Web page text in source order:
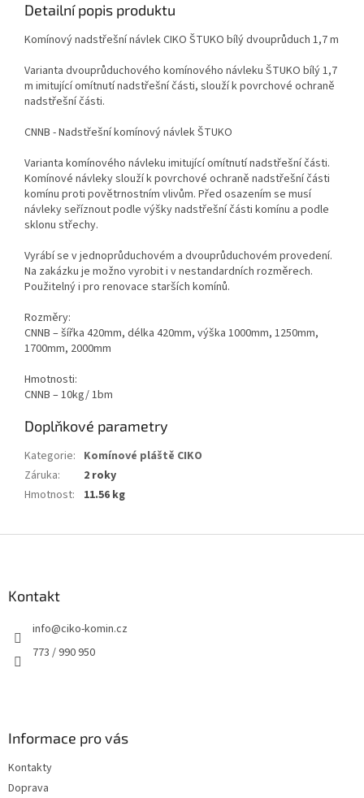
Detailní popis produktu
Komínový nadstřešní návlek CIKO ŠTUKO bílý dvouprůduch 1,7 m
Varianta dvouprůduchového komínového návleku ŠTUKO bílý 1,7
m imitující omítnutí nadstřešní části, slouží k povrchové ochraně
nadstřešní části.
CNNB - Nadstřešní komínový návlek ŠTUKO
Varianta komínového návleku imitující omítnutí nadstřešní části.
Komínové návleky slouží k povrchové ochraně nadstřešní části
komínu proti povětrnostním vlivům. Před osazením se musí
návleky seříznout podle výšky nadstřešní části komínu a podle
sklonu střechy.
Vyrábí se v jednoprůduchovém a dvouprůduchovém provedení.
Na zakázku je možno vyrobit i v nestandardních rozměrech.
Použitelný i pro renovace starších komínů.
Rozměry:
CNNB – šířka 420mm, délka 420mm, výška 1000mm, 1250mm,
1700mm, 2000mm
Hmotnosti:
CNNB – 10kg/ 1bm
Doplňkové parametry
Kategorie: Komínové pláště CIKO
Záruka:
2 roky
Hmotnost: 11.56 kg
Kontakt
info@ciko-komin.cz
773 / 990 950
Informace pro vás
Kontakty
Doprava